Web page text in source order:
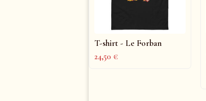
T-shirt - Le Forban
24,50€